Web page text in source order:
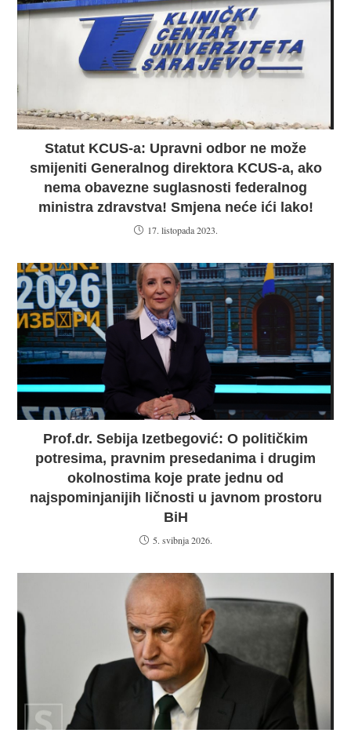
Statut KCUS-a: Upravni odbor ne može
smijeniti Generalnog direktora KCUS-a, ako
nema obavezne suglasnosti federalnog
ministra zdravstva! Smjena neće ići lako!
17. listopada 2023.
Prof.dr. Sebija Izetbegović: O političkim
potresima, pravnim presedanima i drugim
okolnostima koje prate jednu od
najspominjanijih ličnosti u javnom prostoru
BiH
5. svibnja 2026.